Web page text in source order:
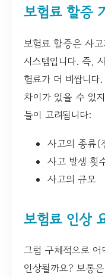
보험료 할증
보험료 할증은 사
시스템입니다. 즉,
험료가 더 비쌉니
차이가 있을 수 있
들이 고려됩니다:
사고의 종류(
사고 발생 횟
사고의 규모
보험료 인상
그럼 구체적으로
인상될까요? 보통